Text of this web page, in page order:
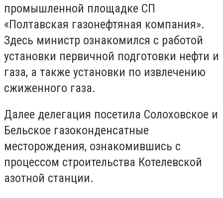
промышленной площадке СП
«Полтавская газонефтяная компания».
Здесь министр ознакомился с работой
установки первичной подготовки нефти и
газа, а также установки по извлечению
сжиженного газа.
Далее делегация посетила Солоховское и
Бельское газоконденсатные
месторождения, ознакомившись с
процессом строительства Котелевской
азотной станции.